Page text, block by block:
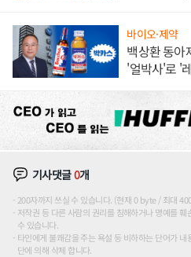
바이오·제약
백상환 동아
'얼박사'로 '
기사댓글0개
200자까지 쓰실 수 있습니다. (현재 0 byte / 최대
저작권 등 다른 사람의 권리를 침해하거나 명예를
수 있습니다.
타인에게 불쾌감을 주는 욕설 등 비하하는 단어가
단에 의해 삭제 합니다.